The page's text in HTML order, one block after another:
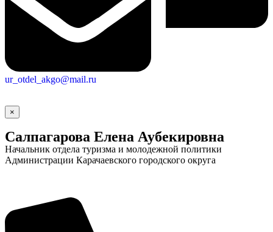
ur_otdel_akgo@mail.ru
×
Салпагарова Елена Аубекировна
Начальник отдела туризма и молодежной политики
Администрации Карачаевского городского округа